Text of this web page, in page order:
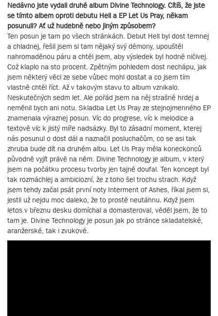
Nedávno jste vydali druhé album Divine Technology. Cítíš, že jste
se tímto albem oproti debutu Hell a EP Let Us Pray, někam
posunuli? Ať už hudebně nebo jiným způsobem?
Ten posun je tam po všech stránkách. Debut Hell byl dost temnej
a chladnej, řešil jsem si tam nějaký svý démony, upouštěl
nahromaděnou páru a chtěl jsem, aby výsledek byl hodně ničivej.
Což klaplo na sto procent. Zpětným pohledem dost nechápu, jak
jsem některý věci ze sebe vůbec mohl dostat a co jsem tím
vlastně chtěl říct. Až v takovým stavu to album vznikalo.
Neskutečných sedm let. Ale pořád jsem na něj strašně hrdej a
neměnil bych ani notu. Skladba Let Us Pray ze stejnojmenného EP
znamenala výraznej posun. Víc do progrese, víc k melodice a
textově víc k jistý míře nadsázky. Byl to zásadní moment, kterej
nás posunul o dost dál a naznačil posluchačům, co se asi tak
zhruba bude dít na druhém albu. Let Us Pray měla koneckonců
původně vyjít právě na něm. Divine Technology je album, v který
jsem na počátku procesu tvorby jen tajně doufal. Ten koncept byl
tak rozmáchlej a ambiciozní, že z toho šel trochu strach. Když
jsem tehdy začal psát první noty Interment of Ashes, říkal jsem si,
jestli už nejdu moc daleko, že to prostě neutáhnu. Když jsem
letos v březnu desku domíchal a domasteroval, věděl jsem, že to
tam je. Divine Technology je posun jak po stránce skladatelské,
aranžerské, tak i zvukové.